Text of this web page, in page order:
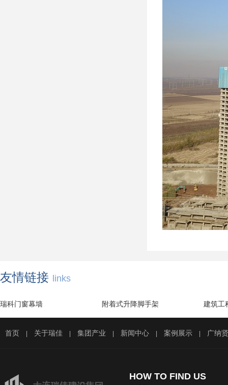
友情链接 links
瑞科门窗幕墙 附着式升降脚手架 建筑工
首页 关于瑞佳 集团产业 新闻中心 案例展示 广纳
HOW TO FIND US